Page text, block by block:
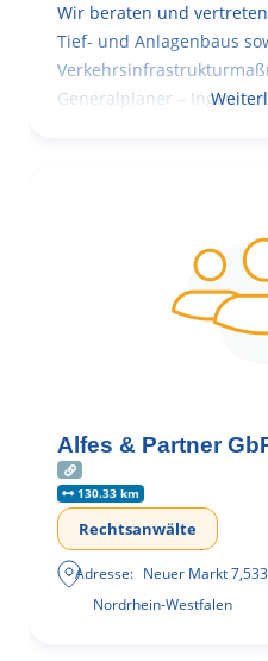
Wir beraten und
Tief- und Anlagenbaus
Generalplaner –
Alfes & Partner
130.33 km
Rechtsanwälte
Adresse: Neuer Markt 7,
Nordrhein-Westfalen